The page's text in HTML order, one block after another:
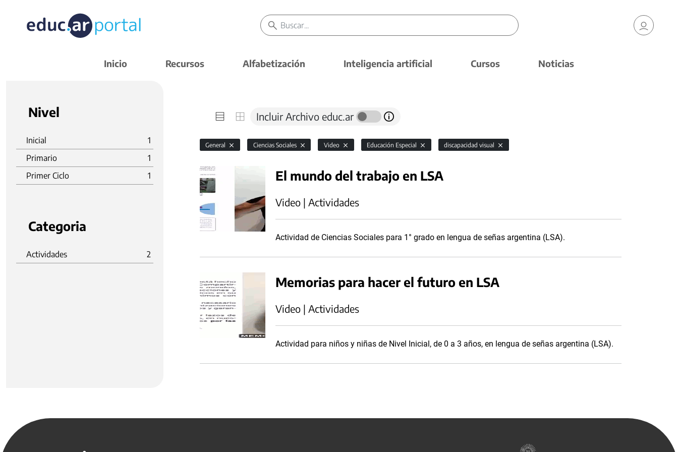
Inicio Recursos Alfabetización Inteligencia artificial Cursos Noticias
Nivel
Inicial
1
Primario
1
Primer Ciclo
1
Categoria
Actividades 2
Incluir Archivo educ.ar
General Ciencias Sociales Video Educación Especial discapacidad visual
El mundo del trabajo en LSA
Video | Actividades
Actividad de Ciencias Sociales para 1° grado en lengua de señas argentina (LSA).
Memorias para hacer el futuro en LSA
Video | Actividades
Actividad para niños y niñas de Nivel Inicial, de 0 a 3 años, en lengua de señas argentina (LSA).